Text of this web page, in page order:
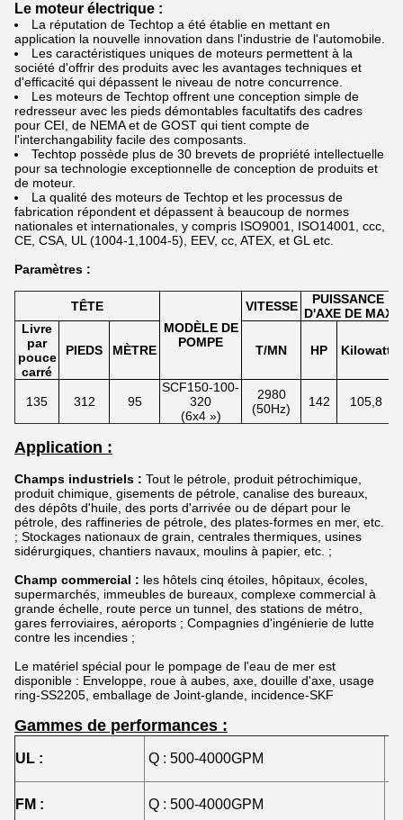
Le moteur électrique :
La réputation de Techtop a été établie en mettant en
application la nouvelle innovation dans l'industrie de l'automobile.
Les caractéristiques uniques de moteurs permettent à la
société d'offrir des produits avec les avantages techniques et
d'efficacité qui dépassent le niveau de notre concurrence.
Les moteurs de Techtop offrent une conception simple de
redresseur avec les pieds démontables facultatifs des cadres
pour CEI, de NEMA et de GOST qui tient compte de
l'interchangability facile des composants.
Techtop possède plus de 30 brevets de propriété intellectuelle
pour sa technologie exceptionnelle de conception de produits et
de moteur.
La qualité des moteurs de Techtop et les processus de
fabrication répondent et dépassent à beaucoup de normes
nationales et internationales, y compris ISO9001, ISO14001, ccc,
CE, CSA, UL (1004-1,1004-5), EEV, cc, ATEX, et GL etc.
Paramètres :
TÊTE
MODÈLE DE
POMPE
VITESSE
PUISSANCE
D'AXE DE MAX
Livre
par
pouce
carré
PIEDS MÈTRE T/MN HP Kilowatt
135 312 95
SCF150-100-
320
(6x4 »)
2980
(50Hz)
142 105,8
Application :
Champs industriels : Tout le pétrole, produit pétrochimique,
produit chimique, gisements de pétrole, canalise des bureaux,
des dépôts d'huile, des ports d'arrivée ou de départ pour le
pétrole, des raffineries de pétrole, des plates-formes en mer, etc.
; Stockages nationaux de grain, centrales thermiques, usines
sidérurgiques, chantiers navaux, moulins à papier, etc. ;
Champ commercial : les hôtels cinq étoiles, hôpitaux, écoles,
supermarchés, immeubles de bureaux, complexe commercial à
grande échelle, route perce un tunnel, des stations de métro,
gares ferroviaires, aéroports ; Compagnies d'ingénierie de lutte
contre les incendies ;
Le matériel spécial pour le pompage de l'eau de mer est
disponible : Enveloppe, roue à aubes, axe, douille d'axe, usage
ring-SS2205, emballage de Joint-glande, incidence-SKF
Gammes de performances :
UL : Q : 500-4000GPM
FM : Q : 500-4000GPM